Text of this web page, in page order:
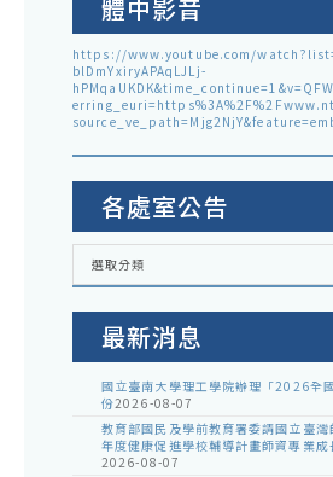
體中影音
https://www.youtube.com/
blDmYxiryAPAqLJLj-
各處室公告
各
室
選取分類
最新消息
國立臺南大學理工學院辦理「2026全
份2026-08-07
教育部國民及學前教育署委請國立臺
年度健康促進學校輔導計畫師資專業
2026-08-07